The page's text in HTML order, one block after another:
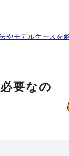
やモデルケースを
要なの